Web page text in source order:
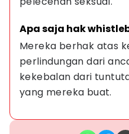
Apa saja hak
Mereka berhak atas
perlindungan dari
kekebalan dari
yang mereka buat.